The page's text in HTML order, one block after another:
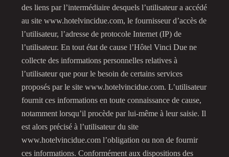
des liens par l’intermédiaire desquels l’utilisateur a accédé
au site www.hotelvincidue.com, le fournisseur d’accès de
l’utilisateur, l’adresse de protocole Internet (IP) de
l’utilisateur. En tout état de cause l’Hôtel Vinci Due ne
collecte des informations personnelles relatives à
l’utilisateur que pour le besoin de certains services
proposés par le site www.hotelvincidue.com. L’utilisateur
fournit ces informations en toute connaissance de cause,
notamment lorsqu’il procède par lui-même à leur saisie. Il
est alors précisé à l’utilisateur du site
www.hotelvincidue.com l’obligation ou non de fournir
ces informations. Conformément aux dispositions des